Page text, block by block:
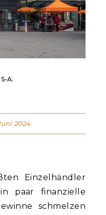
Einzelhändler
paar finanzielle
schmelzen
A.
2024